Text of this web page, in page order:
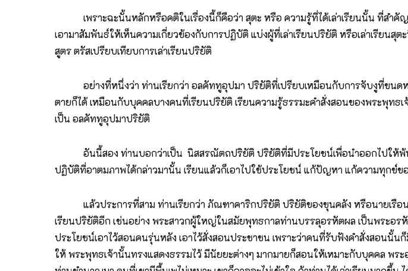
เพราะฉะนั้นหลักหรือคติในเรื่องนี้ก็คือว่า สุตะ หรือ ความรู้ที่ได้เล่าเรียนนั้น ที่สำคั
เอามาสัมพันธ์ให้เห็นความเกี่ยวข้องกับการปฏิบัติ แบ่งผู้ที่เล่าเรียนปริยัติ หรือเล่าเรียน
สูตร ตรัสเปรียบเทียบการเล่าเรียนปริยัติ
อย่างที่หนึ่งว่า ท่านเรียกว่า อลคัททูอุปมา ปริยัติที่เปรียบเหมือนกับการจับงูที่ขนดห
ตายก็ได้ เหมือนกับบุคคลบางคนที่เรียนปริยัติ เรียนความรู้ธรรมะคำสั่งสอนของพระพุทธ
เป็น อลคัททูอุปมาปริยัติ
อันนี้สอง ท่านบอกว่าเป็น นิสสรณัตถปริยัติ ปริยัติที่มีประโยชน์เพื่อนำออกไปให้พ้
ปฏิบัติที่อาตมภาพได้กล่าวมานั้น เรียนแล้วก็เอาไปใช้ประโยชน์ แก้ปัญหา แก้ความทุกข์
แล้วประการที่สาม ท่านเรียกว่า ภัณฑาคาริกปริยัติ ปริยัติของขุนคลัง หรือนายเรือ
เรียนปริยัติอีก เช่นอย่าง พระสาวกผู้ใหญ่ในสมัยพุทธกาลท่านบรรลุอรหัตผล เป็นพระอ
ประโยชน์เอาไว้สอนคนรุ่นหลัง เอาไว้สั่งสอนประชาชน เพราะว่าคนที่รับฟังคำสั่งสอน
ให้ พระพุทธเจ้านั้นทรงแสดงธรรมไว้ มีนัยยะต่างๆ มากมายก็สอนให้เหมาะกับบุคคล พ